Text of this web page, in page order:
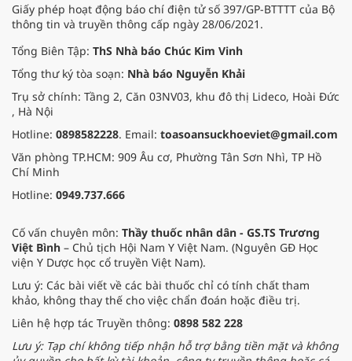
Giấy phép hoạt động báo chí điện tử số 397/GP-BTTTT của Bộ
thông tin và truyền thông cấp ngày 28/06/2021.
Tổng Biên Tập: ThS Nhà báo Chúc Kim Vinh
Tổng thư ký tòa soạn: Nhà báo Nguyễn Khải
Trụ sở chính: Tầng 2, Căn 03NV03, khu đô thị Lideco, Hoài Đức
, Hà Nội
Hotline: 0898582228. Email: toasoansuckhoeviet@gmail.com
Văn phòng TP.HCM: 909 Âu cơ, Phường Tân Sơn Nhì, TP Hồ
Chí Minh
Hotline: 0949.737.666
Cố vấn chuyên môn: Thầy thuốc nhân dân - GS.TS Trương
Việt Bình – Chủ tịch Hội Nam Y Việt Nam. (Nguyên GĐ Học
viện Y Dược học cổ truyền Việt Nam).
Lưu ý: Các bài viết về các bài thuốc chỉ có tính chất tham
khảo, không thay thế cho việc chẩn đoán hoặc điều trị.
Liên hệ hợp tác Truyền thông: 0898 582 228
Lưu ý: Tạp chí không tiếp nhận hỗ trợ bằng tiền mặt và không